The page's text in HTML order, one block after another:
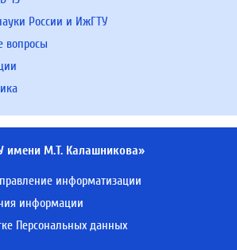
России и ИжГТУ
вопросы
М.Т. Калашникова»
информатизации
информации
Персональных данных